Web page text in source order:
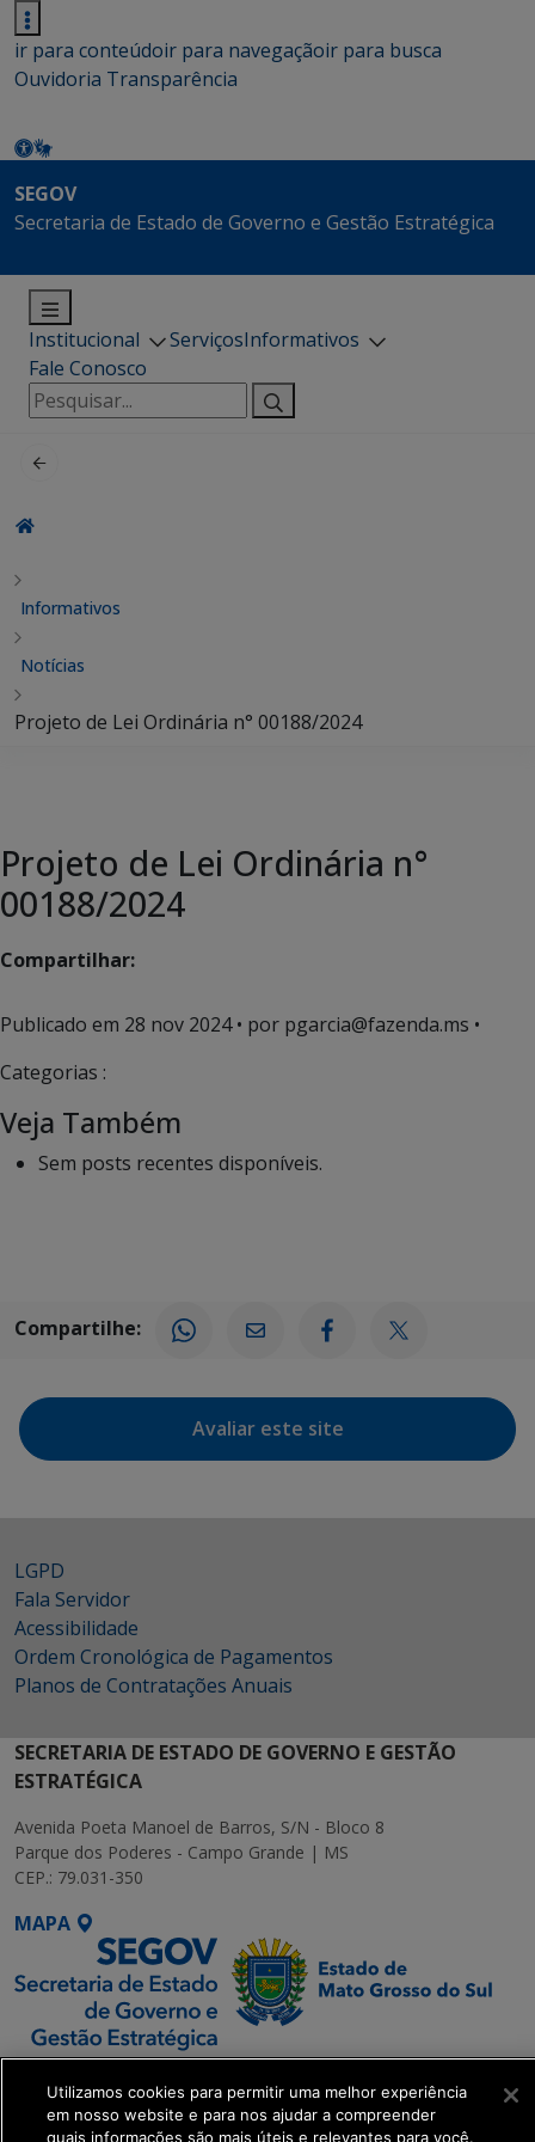
ir para conteúdoir para navegaçãoir para busca
Ouvidoria Transparência
SEGOV
Secretaria de Estado de Governo e Gestão Estratégica
Institucional ServiçosInformativos
Fale Conosco
Pesquisar
por:
Informativos
Notícias
Projeto de Lei Ordinária n° 00188/2024
Projeto de Lei Ordinária n°
00188/2024
Compartilhar:
Publicado em 28 nov 2024• por pgarcia@fazenda.ms •
Categorias :
Veja Também
Sem posts recentes disponíveis.
Compartilhe:
Avaliar este site
LGPD
Fala Servidor
Acessibilidade
Ordem Cronológica de Pagamentos
Planos de Contratações Anuais
SECRETARIA DE ESTADO DE GOVERNO E GESTÃO
ESTRATÉGICA
Avenida Poeta Manoel de Barros, S/N - Bloco 8
Parque dos Poderes - Campo Grande | MS
CEP.: 79.031-350
MAPA
SETDIG | Secretaria-
Executiva de
Utilizamos cookies para permitir uma melhor experiência
em nosso website e para nos ajudar a compreender
quais informações são mais úteis e relevantes para você.